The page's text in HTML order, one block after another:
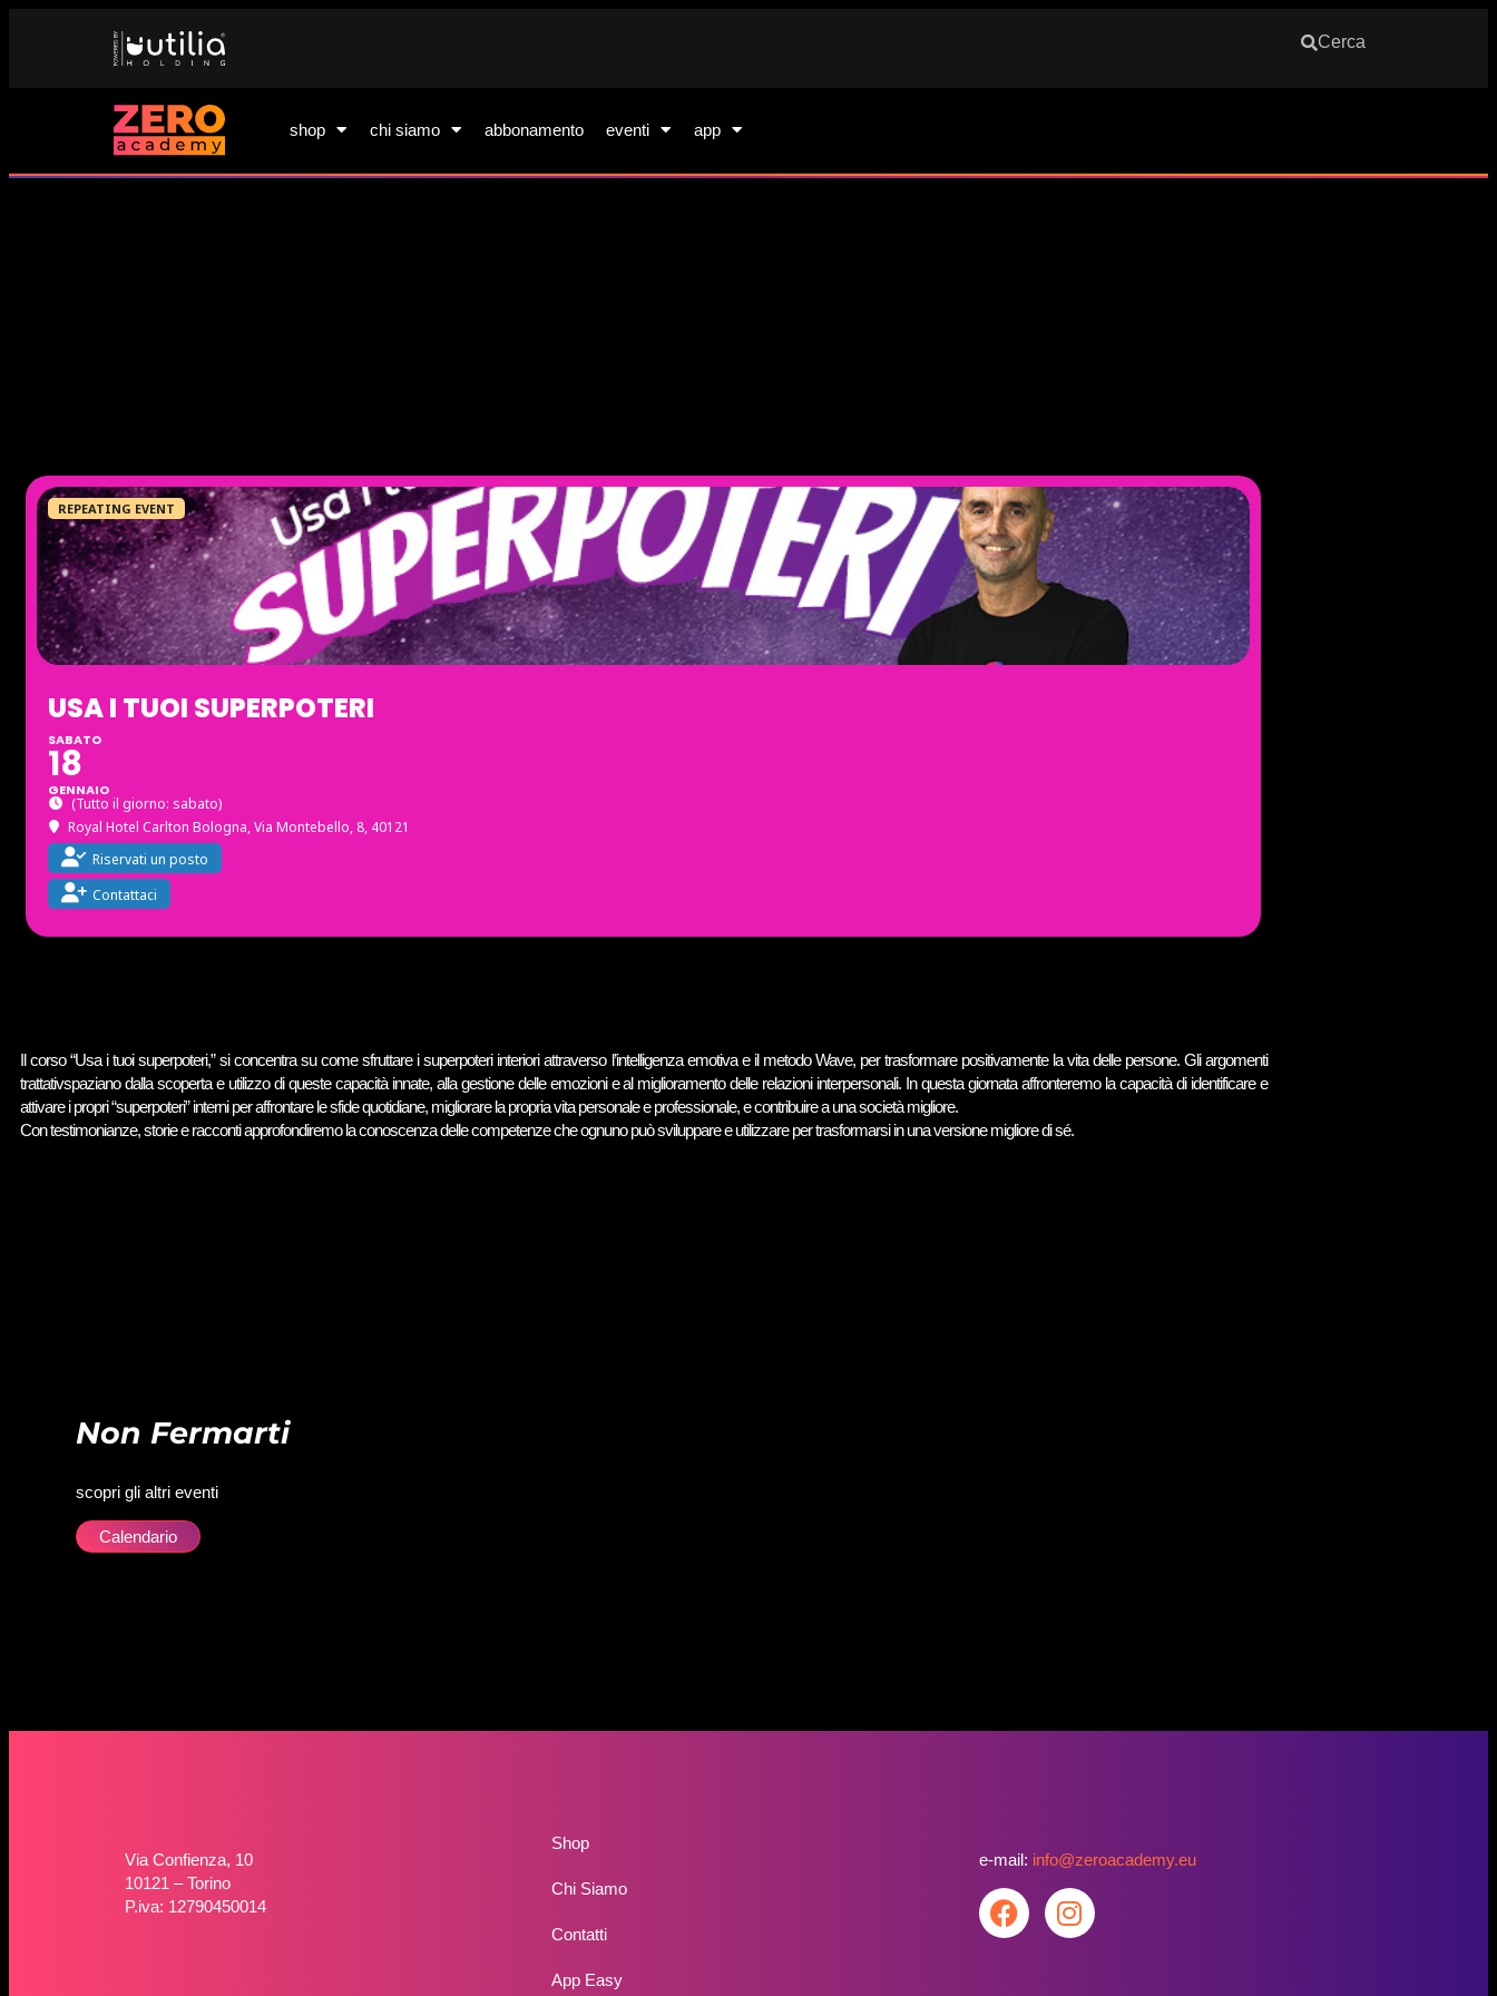
Cerca
shop chi siamo abbonamento eventi app
USA I TUOI SUPERPOTERI
SABATO
18
GENNAIO
(Tutto il giorno: sabato)
Royal Hotel Carlton Bologna, Via Montebello, 8, 40121
REPEATING EVENT
Riservati un posto
Contattaci
Il corso “Usa i tuoi superpoteri,” si concentra su come sfruttare i superpoteri interiori attraverso l’intelligenza emotiva e il metodo Wave, per trasformare positivamente la vita delle persone. Gli argomenti
trattativspaziano dalla scoperta e utilizzo di queste capacità innate, alla gestione delle emozioni e al miglioramento delle relazioni interpersonali. In questa giornata affronteremo la capacità di identificare e
attivare i propri “superpoteri” interni per affrontare le sfide quotidiane, migliorare la propria vita personale e professionale, e contribuire a una società migliore.
Con testimonianze, storie e racconti approfondiremo la conoscenza delle competenze che ognuno può sviluppare e utilizzare per trasformarsi in una versione migliore di sé.
Non Fermarti
scopri gli altri eventi
Calendario
Via Confienza, 10
10121 – Torino
P.iva: 12790450014
Shop
Chi Siamo
Contatti
App Easy
e-mail: info@zeroacademy.eu